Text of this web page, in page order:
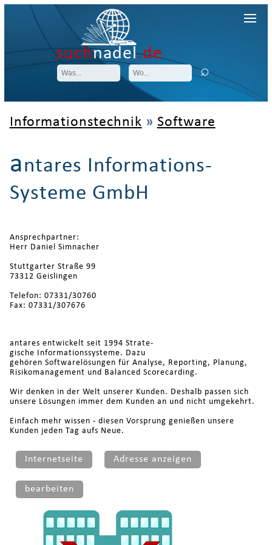
suchnadel.de
Informationstechnik » Software
antares Informations-
Systeme GmbH
Ansprechpartner:
Herr Daniel Simnacher
Stuttgarter Straße 99
73312 Geislingen
Telefon: 07331/30760
Fax: 07331/307676
antares entwickelt seit 1994 Strate-
gische Informationssysteme. Dazu
gehören Softwarelösungen für Analyse, Reporting, Planung,
Risikomanagement und Balanced Scorecarding.
Wir denken in der Welt unserer Kunden. Deshalb passen sich
unsere Lösungen immer dem Kunden an und nicht umgekehrt.
Einfach mehr wissen - diesen Vorsprung genießen unsere
Kunden jeden Tag aufs Neue.
Internetseite Adresse anzeigen
bearbeiten